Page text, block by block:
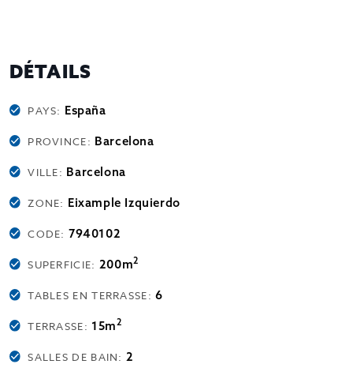
DÉTAILS
PAYS: España
PROVINCE: Barcelona
VILLE: Barcelona
ZONE: Eixample Izquierdo
CODE:7940102
SUPERFICIE: 200m2
TABLES EN TERRASSE:6
TERRASSE: 15m2
SALLES DE BAIN:2